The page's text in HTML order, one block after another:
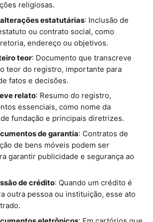
religiosas.
estatutárias: Inclusão de
ou contrato social, como
endereço ou objetivos.
teor: Documento que transcreve
teor do registro, importante para
fatos e decisões.
relato: Resumo do registro,
essenciais, como nome da
fundação e principais diretrizes.
de garantia: Contratos de
de bens móveis podem ser
garantir publicidade e segurança ao
de crédito: Quando um crédito é
outra pessoa ou instituição, esse ato